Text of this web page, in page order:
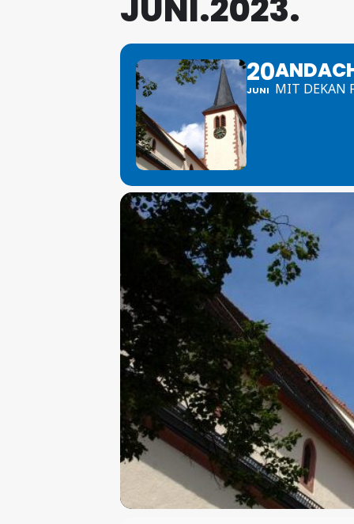
[ 08. August 2026 ]
Motorradfahrer stirbt in Klinikum
[ 07. August 2026 ] Enge Verbundenheit mit den
[ 07. August 2026 ]
Mittelstand und Start-ups vernetzt
[ 07. August 2026 ]
Durch Polizeischüsse
[ 09. August 2026 ]
Sommerabend mit Kultfilm
[ 09. August 2026 ] Zwei PKW-Insassen schwer verletzt
[ 08. August 2026 ] In die Sommerferien getanzt
JUNI.2023.
20
JUNI MIT DEKAN